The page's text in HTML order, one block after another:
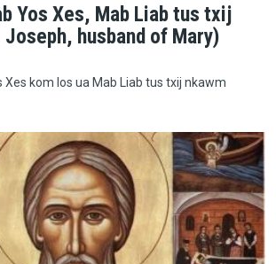
Yos Xes, Mab Liab tus txij
husband of Mary)
Xes kom los ua Mab Liab tus txij nkawm